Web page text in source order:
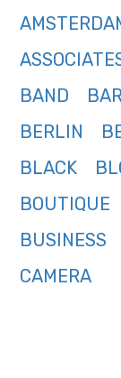
BAND
BERLIN
BLACK
BOUTIQUE
BUSINESS
CAMERA